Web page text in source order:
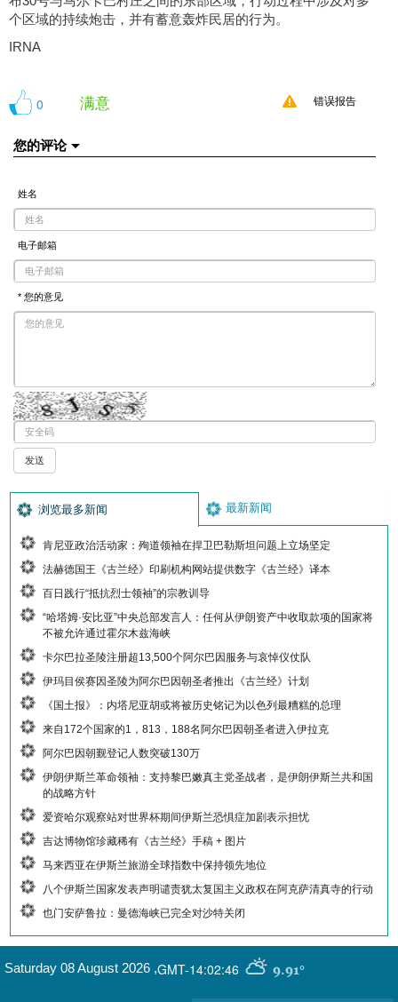
个区域的持续炮击，并有蓄意轰炸民居的行为。
IRNA
0 满意 错误报告
您的评论
姓名
电子邮箱
* 您的意见
浏览最多新闻 最新新闻
肯尼亚政治活动家：殉道领袖在捍卫巴勒斯坦问题上立场坚定
法赫德国王《古兰经》印刷机构网站提供数字《古兰经》译本
百日践行“抵抗烈士领袖”的宗教训导
“哈塔姆·安比亚”中央总部发言人：任何从伊朗资产中收取款项的国家将
不被允许通过霍尔木兹海峡
卡尔巴拉圣陵注册超13,500个阿尔巴因服务与哀悼仪仗队
伊玛目侯赛因圣陵为阿尔巴因朝圣者推出《古兰经》计划
《国土报》：内塔尼亚胡或将被历史铭记为以色列最糟糕的总理
来自172个国家的1，813，188名阿尔巴因朝圣者进入伊拉克
阿尔巴因朝觐登记人数突破130万
伊朗伊斯兰革命领袖：支持黎巴嫩真主党圣战者，是伊朗伊斯兰共和国
的战略方针
爱资哈尔观察站对世界杯期间伊斯兰恐惧症加剧表示担忧
吉达博物馆珍藏稀有《古兰经》手稿 + 图片
马来西亚在伊斯兰旅游全球指数中保持领先地位
八个伊斯兰国家发表声明谴责犹太复国主义政权在阿克萨清真寺的行动
也门安萨鲁拉：曼德海峡已完全对沙特关闭
GMT-14:02:46 9.91°
Saturday 08 August 2026 ,